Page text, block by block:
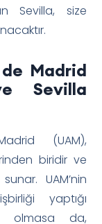
Sevilla, size
Madrid
Sevilla
(UAM),
biridir ve
UAM’nin
yaptığı
olmasa da,